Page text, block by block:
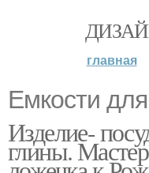
главная
Емкости
Изделие-
глины.